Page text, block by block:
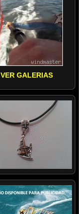
VER GALERIAS